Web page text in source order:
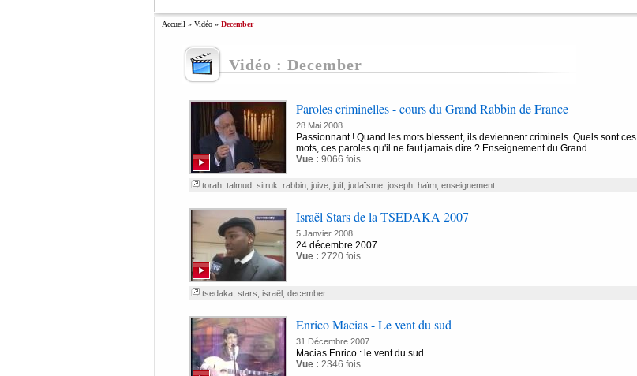
Accueil » Vidéo» December
Vidéo : December
Paroles criminelles - cours du Grand Rabbin de France
28 Mai 2008
Passionnant ! Quand les mots blessent, ils deviennent criminels. Quels sont ces
mots, ces paroles qu'il ne faut jamais dire ? Enseignement du Grand...
Vue : 9066 fois
torah, talmud, sitruk rabbin, juive, juif, judaïsme, joseph, haïm, enseignement
Israël Stars de la TSEDAKA 2007
5 Janvier 2008
24 décembre 2007
Vue : 2720 fois
tsedaka, stars israël, december
Enrico Macias - Le vent du sud
31 Décembre 2007
Macias Enrico : le vent du sud
Vue : 2346 fois